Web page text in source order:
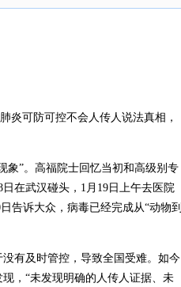
炎可防可控不会人传人说法真相，
象”。高福院士回忆当初和高级别专
在武汉碰头，1月19日上午去医院
告诉大众，病毒已经完成从“动物到
有及时管控，导致全国受难。如今
，“未发现明确的人传人证据、未